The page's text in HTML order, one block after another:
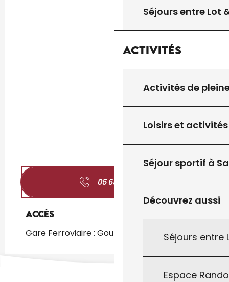
Séjours entre Lot
Activités
Activités de
Loisirs et activités
Séjour sportif à
Découvrez aussi
Séjours entre
Espace
05 65 27 65▒▒
Accès
Accès
Gare Ferroviaire : Gourdon à 2km